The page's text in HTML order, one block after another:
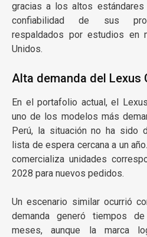
gracias a los altos
confiabilidad de sus
respaldados por estudios en
Unidos.
Alta demanda del Lexus
En el portafolio actual, el
uno de los modelos más
Perú, la situación no ha sido
lista de espera cercana a un
comercializa unidades
2028 para nuevos pedidos.
Un escenario similar ocurrió
demanda generó tiempos
meses, aunque la marca